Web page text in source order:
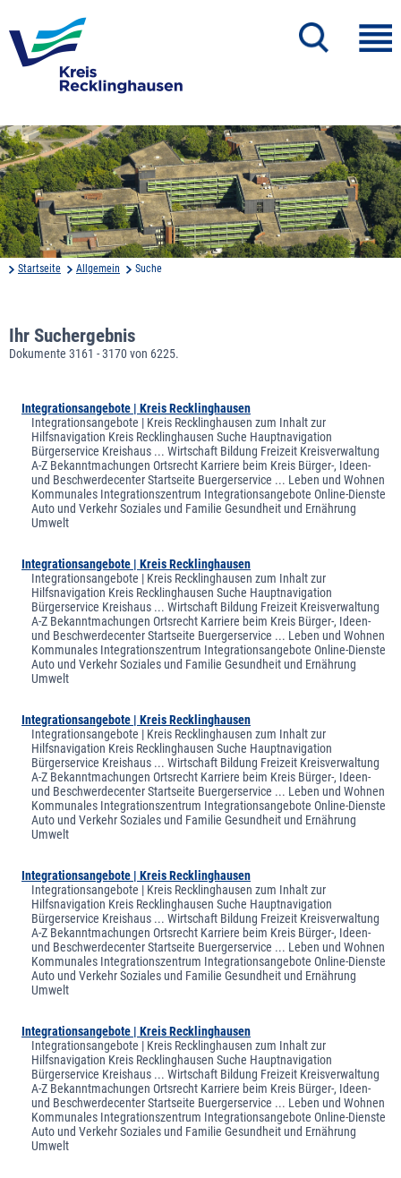
Startseite Allgemein Suche
Ihr Suchergebnis
Dokumente 3161 - 3170 von 6225.
Integrationsangebote | Kreis Recklinghausen
Integrationsangebote | Kreis Recklinghausen zum Inhalt zur
Hilfsnavigation Kreis Recklinghausen Suche Hauptnavigation
Bürgerservice Kreishaus ... Wirtschaft Bildung Freizeit Kreisverwaltung
A-Z Bekanntmachungen Ortsrecht Karriere beim Kreis Bürger-, Ideen-
und Beschwerdecenter Startseite Buergerservice ... Leben und Wohnen
Kommunales Integrationszentrum Integrationsangebote Online-Dienste
Auto und Verkehr Soziales und Familie Gesundheit und Ernährung
Umwelt
Integrationsangebote | Kreis Recklinghausen
Integrationsangebote | Kreis Recklinghausen zum Inhalt zur
Hilfsnavigation Kreis Recklinghausen Suche Hauptnavigation
Bürgerservice Kreishaus ... Wirtschaft Bildung Freizeit Kreisverwaltung
A-Z Bekanntmachungen Ortsrecht Karriere beim Kreis Bürger-, Ideen-
und Beschwerdecenter Startseite Buergerservice ... Leben und Wohnen
Kommunales Integrationszentrum Integrationsangebote Online-Dienste
Auto und Verkehr Soziales und Familie Gesundheit und Ernährung
Umwelt
Integrationsangebote | Kreis Recklinghausen
Integrationsangebote | Kreis Recklinghausen zum Inhalt zur
Hilfsnavigation Kreis Recklinghausen Suche Hauptnavigation
Bürgerservice Kreishaus ... Wirtschaft Bildung Freizeit Kreisverwaltung
A-Z Bekanntmachungen Ortsrecht Karriere beim Kreis Bürger-, Ideen-
und Beschwerdecenter Startseite Buergerservice ... Leben und Wohnen
Kommunales Integrationszentrum Integrationsangebote Online-Dienste
Auto und Verkehr Soziales und Familie Gesundheit und Ernährung
Umwelt
Integrationsangebote | Kreis Recklinghausen
Integrationsangebote | Kreis Recklinghausen zum Inhalt zur
Hilfsnavigation Kreis Recklinghausen Suche Hauptnavigation
Bürgerservice Kreishaus ... Wirtschaft Bildung Freizeit Kreisverwaltung
A-Z Bekanntmachungen Ortsrecht Karriere beim Kreis Bürger-, Ideen-
und Beschwerdecenter Startseite Buergerservice ... Leben und Wohnen
Kommunales Integrationszentrum Integrationsangebote Online-Dienste
Auto und Verkehr Soziales und Familie Gesundheit und Ernährung
Umwelt
Integrationsangebote | Kreis Recklinghausen
Integrationsangebote | Kreis Recklinghausen zum Inhalt zur
Hilfsnavigation Kreis Recklinghausen Suche Hauptnavigation
Bürgerservice Kreishaus ... Wirtschaft Bildung Freizeit Kreisverwaltung
A-Z Bekanntmachungen Ortsrecht Karriere beim Kreis Bürger-, Ideen-
und Beschwerdecenter Startseite Buergerservice ... Leben und Wohnen
Kommunales Integrationszentrum Integrationsangebote Online-Dienste
Auto und Verkehr Soziales und Familie Gesundheit und Ernährung
Umwelt